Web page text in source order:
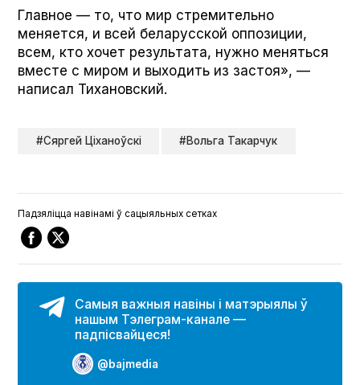
Главное — то, что мир стремительно
меняется, и всей беларусской оппозиции,
всем, кто хочет результата, нужно меняться
вместе с миром и выходить из застоя», —
написал Тихановский.
#Сяргей Ціханоўскі #Вольга Такарчук
Падзяліцца навінамі ў сацыяльных сетках
Самыя важныя навіны і матэрыялы ў
нашым Тэлеграм-канале —
падпісвайцеся!
@bajmedia